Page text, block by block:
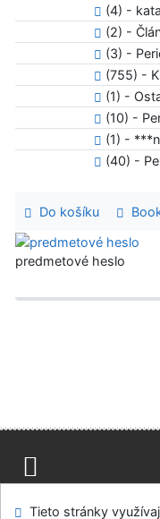
(4) -
(2) -
(3) -
(755) -
(1) -
(10) -
(1) -
(40) -
Do košíku
predmetové heslo
Tieto stránky